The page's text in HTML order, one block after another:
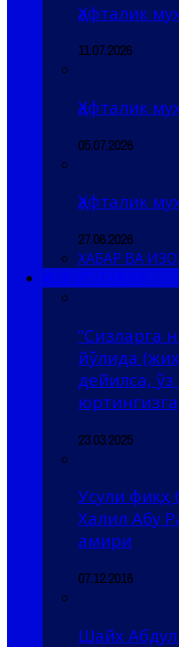
Ҳафталик
11.07.2026
Ҳафталик
05.07.2026
Ҳафталик
27.06.2026
ХАБАР ВА ИЗОҲ
“Сизларга
йўлида
дейилса,
23.03.2025
Усули фиқҳ
Халил Абу
амири
07.12.2016
Шайх Абдул